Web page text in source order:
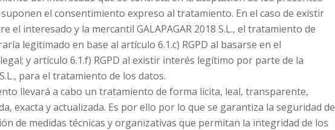
el consentimiento expreso al tratamiento. En el caso de existir
el interesado y la mercantil GALAPAGAR 2018 S.L., el tratamiento de
legitimado en base al artículo 6.1.c) RGPD al basarse en el
y artículo 6.1.f) RGPD al existir interés legítimo por parte de la
para el tratamiento de los datos.
llevará a cabo un tratamiento de forma lícita, leal, transparente,
exacta y actualizada. Es por ello por lo que se garantiza la seguridad de
de medidas técnicas y organizativas que permitan la integridad de los